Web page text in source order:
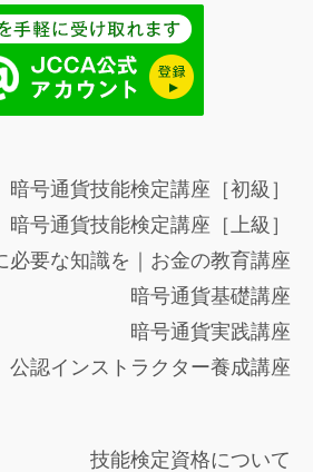
暗号通貨技能検定講座［初級］
暗号通貨技能検定講座［上級］
必要な知識を｜お金の教育講座
暗号通貨基礎講座
暗号通貨実践講座
公認インストラクター養成講座
技能検定資格について